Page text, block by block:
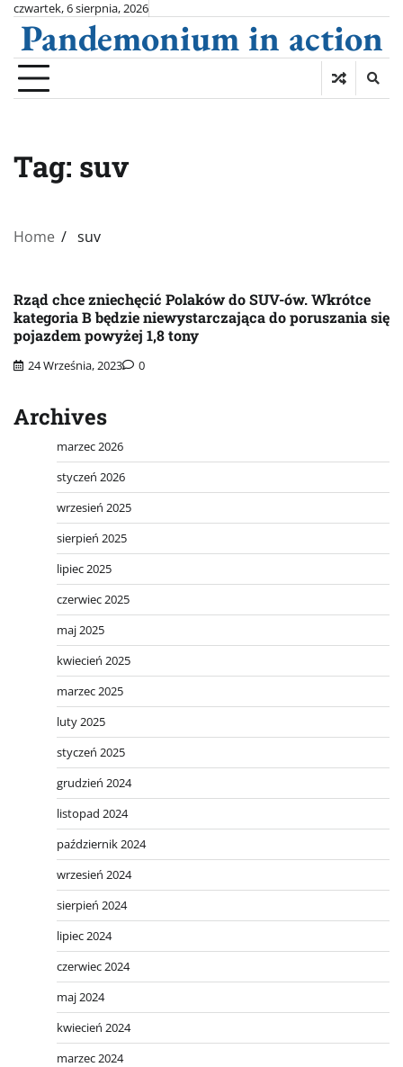
Skip
content
czwartek, 6 sierpnia, 2026
Pandemonium in action
Tag: suv
Home suv
Rząd chce zniechęcić Polaków do SUV-ów. Wkrótce
kategoria B będzie niewystarczająca do poruszania się
pojazdem powyżej 1,8 tony
24 Września, 2023 0
Archives
marzec 2026
styczeń 2026
wrzesień 2025
sierpień 2025
lipiec 2025
czerwiec 2025
maj 2025
kwiecień 2025
marzec 2025
luty 2025
styczeń 2025
grudzień 2024
listopad 2024
październik 2024
wrzesień 2024
sierpień 2024
lipiec 2024
czerwiec 2024
maj 2024
kwiecień 2024
marzec 2024